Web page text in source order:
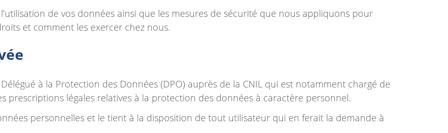
de vos données ainsi que les mesures de sécurité que nous appliquons pour
et comment les exercer chez nous.
à la Protection des Données (DPO) auprès de la CNIL qui est notamment chargé de
prescriptions légales relatives à la protection des données à caractère personnel.
personnelles et le tient à la disposition de tout utilisateur qui en ferait la demande à